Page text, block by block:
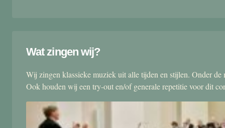
Wat zingen wij?
Wij zingen klassieke muziek uit alle tijden en stijlen. Onder
Ook houden wij een try-out en/of generale repetitie voor dit